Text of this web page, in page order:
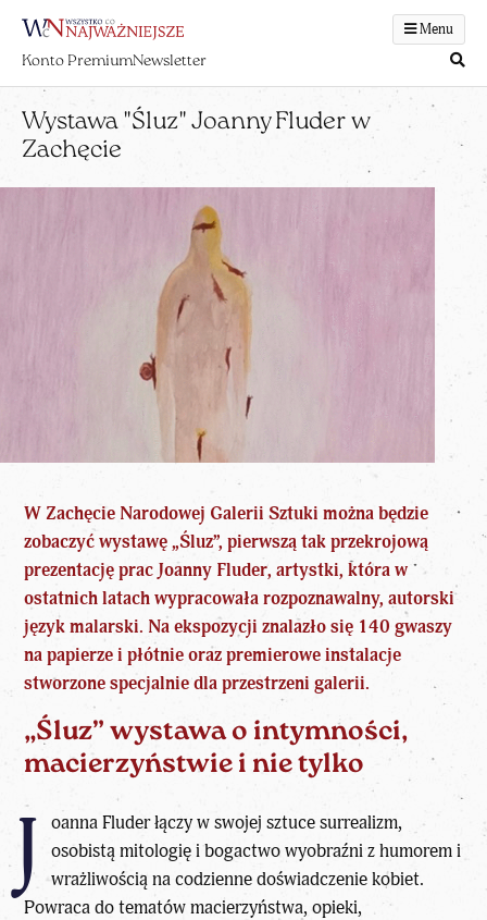
Menu
Konto PremiumNewsletter
Wystawa "Śluz" Joanny Fluder w
Zachęcie
W Zachęcie Narodowej Galerii Sztuki można będzie
zobaczyć wystawę „Śluz”, pierwszą tak przekrojową
prezentację prac Joanny Fluder, artystki, która w
ostatnich latach wypracowała rozpoznawalny, autorski
język malarski. Na ekspozycji znalazło się 140 gwaszy
na papierze i płótnie oraz premierowe instalacje
stworzone specjalnie dla przestrzeni galerii.
„Śluz” wystawa o intymności,
macierzyństwie i nie tylko
J
oanna Fluder łączy w swojej sztuce surrealizm,
osobistą mitologię i bogactwo wyobraźni z humorem i
wrażliwością na codzienne doświadczenie kobiet.
Powraca do tematów macierzyństwa, opieki,